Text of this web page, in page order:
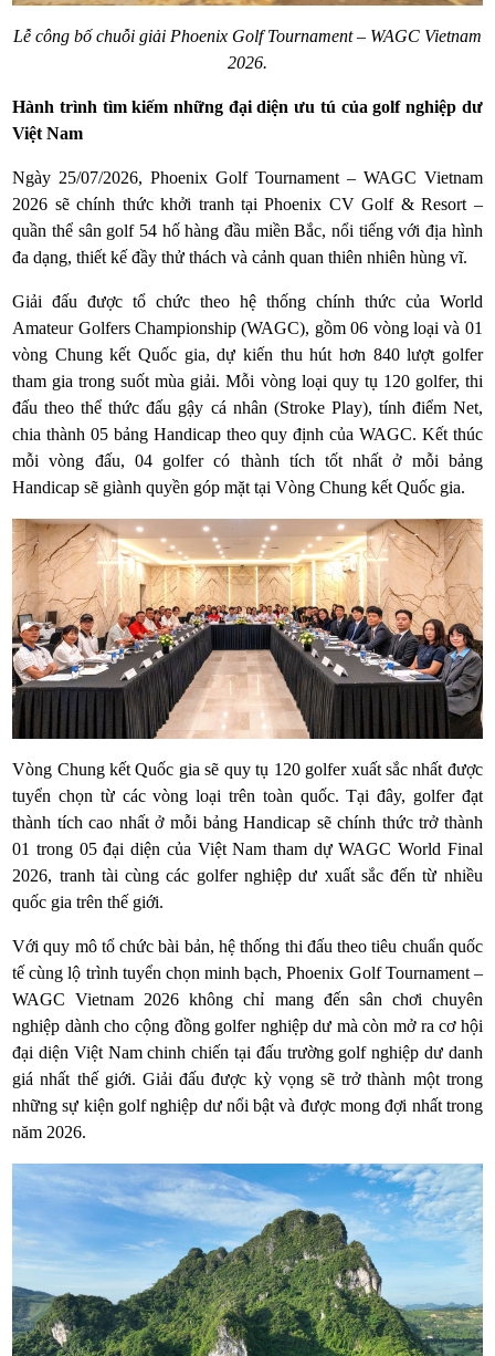
Lễ công bố chuỗi giải Phoenix Golf Tournament – WAGC Vietnam
2026.
Hành trình tìm kiếm những đại diện ưu tú của golf nghiệp dư
Việt Nam
Ngày 25/07/2026, Phoenix Golf Tournament – WAGC Vietnam
2026 sẽ chính thức khởi tranh tại Phoenix CV Golf & Resort –
quần thể sân golf 54 hố hàng đầu miền Bắc, nổi tiếng với địa hình
đa dạng, thiết kế đầy thử thách và cảnh quan thiên nhiên hùng vĩ.
Giải đấu được tổ chức theo hệ thống chính thức của World
Amateur Golfers Championship (WAGC), gồm 06 vòng loại và 01
vòng Chung kết Quốc gia, dự kiến thu hút hơn 840 lượt golfer
tham gia trong suốt mùa giải. Mỗi vòng loại quy tụ 120 golfer, thi
đấu theo thể thức đấu gậy cá nhân (Stroke Play), tính điểm Net,
chia thành 05 bảng Handicap theo quy định của WAGC. Kết thúc
mỗi vòng đấu, 04 golfer có thành tích tốt nhất ở mỗi bảng
Handicap sẽ giành quyền góp mặt tại Vòng Chung kết Quốc gia.
Vòng Chung kết Quốc gia sẽ quy tụ 120 golfer xuất sắc nhất được
tuyển chọn từ các vòng loại trên toàn quốc. Tại đây, golfer đạt
thành tích cao nhất ở mỗi bảng Handicap sẽ chính thức trở thành
01 trong 05 đại diện của Việt Nam tham dự WAGC World Final
2026, tranh tài cùng các golfer nghiệp dư xuất sắc đến từ nhiều
quốc gia trên thế giới.
Với quy mô tổ chức bài bản, hệ thống thi đấu theo tiêu chuẩn quốc
tế cùng lộ trình tuyển chọn minh bạch, Phoenix Golf Tournament –
WAGC Vietnam 2026 không chỉ mang đến sân chơi chuyên
nghiệp dành cho cộng đồng golfer nghiệp dư mà còn mở ra cơ hội
đại diện Việt Nam chinh chiến tại đấu trường golf nghiệp dư danh
giá nhất thế giới. Giải đấu được kỳ vọng sẽ trở thành một trong
những sự kiện golf nghiệp dư nổi bật và được mong đợi nhất trong
năm 2026.